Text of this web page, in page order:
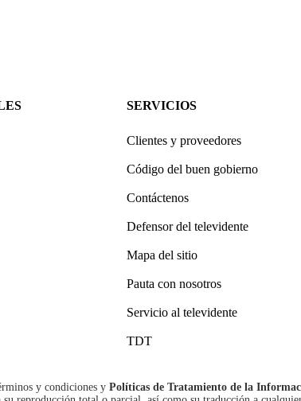
SERVICIOS
Clientes y proveedores
Código del buen gobierno
Contáctenos
Defensor del televidente
Mapa del sitio
Pauta con nosotros
Servicio al televidente
TDT
y condiciones y Políticas de Tratamiento de la